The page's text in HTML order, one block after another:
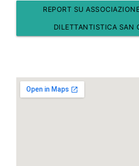
REPORT SU
DILETTANTISTICA SAN